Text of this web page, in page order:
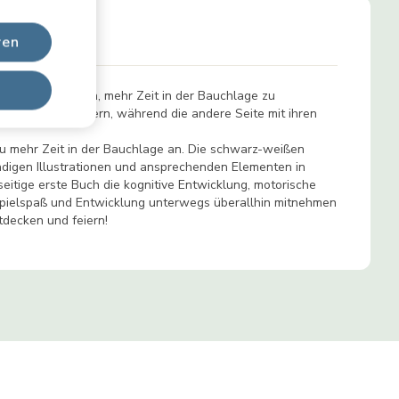
Aktivitäten, mehr Zeit in der Bauchlage zu
Babys zu fördern, während die andere Seite mit ihren
Zeit in der Bauchlage an. Die schwarz-weißen
Illustrationen und ansprechenden Elementen in
erste Buch die kognitive Entwicklung, motorische
und Entwicklung unterwegs überallhin mitnehmen
und feiern!